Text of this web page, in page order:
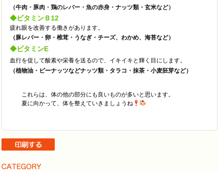
（牛肉・豚肉・鶏のレバー・魚の赤身 ・ ナッツ類・玄米など）
◆ビタミンＢ12
疲れ眼を改善する働きがあります。
（豚レバー・卵・椎茸・うなぎ・チーズ、わかめ、海苔など）
◆ビタミンE
血行を促して酸素や栄養を送るので、イキイキと輝く目にします。
（植物油・ ピーナッツなどナッツ類・タラコ・ 抹茶・小麦胚芽など）
これらは、体の他の部分にも良いものが多いと思います。
夏に向かって、体を整えていきましょうね